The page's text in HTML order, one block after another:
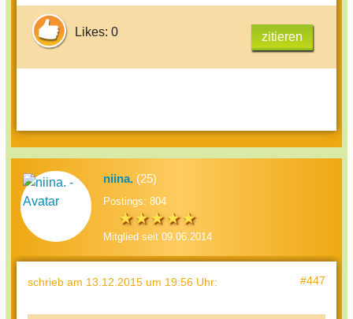
Likes: 0 zitieren
niina. (25)
Postings: 804
Mitglied seit 09.06.2014
schrieb am 13.12.2015 um 19:56 Uhr: #447